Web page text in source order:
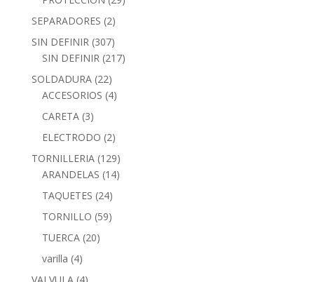
SEPARADORES (2)
SIN DEFINIR (307)
SIN DEFINIR (217)
SOLDADURA (22)
ACCESORIOS (4)
CARETA (3)
ELECTRODO (2)
TORNILLERIA (129)
ARANDELAS (14)
TAQUETES (24)
TORNILLO (59)
TUERCA (20)
varilla (4)
VALVULA (4)